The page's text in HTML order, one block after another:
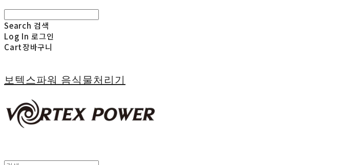
Search 검색
Log In 로그인
Cart장바구니
보텍스파워 음식물처리기